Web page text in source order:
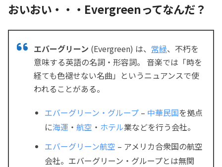
おいおい・・・Evergreenってなんだ？
エバーグリーン (Evergreen) は、 常緑、不朽を
意味する英語の名詞・形容詞。 音楽では「時を
経ても色褪せない名曲」というニュアンスで使
われることがある。
エバーグリーン・グループ – 中華民国を拠点
に海運 ・ 航空 ・ ホテル業などを行う会社。
エバーグリーン航空 – アメリカ合衆国の航空
会社。エバーグリーン・グループとは無関